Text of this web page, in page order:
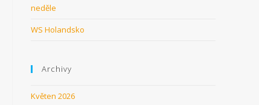
neděle
WS Holandsko
Archivy
Květen 2026